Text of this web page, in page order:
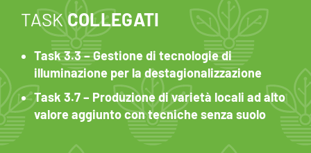
TASKCOLLEGATI
Task 3.3 – Gestione di tecnologie di
illuminazione per la destagionalizzazione
Task 3.7 – Produzione di varietà locali ad alto
valore aggiunto con tecniche senza suolo